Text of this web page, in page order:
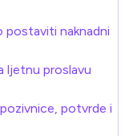
postaviti naknadni
ljetnu proslavu
potvrde i